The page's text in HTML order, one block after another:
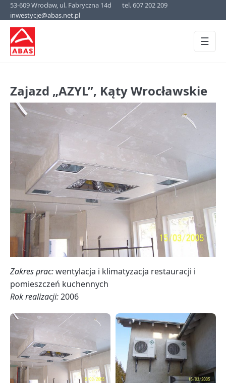
53-609 Wrocław, ul. Fabryczna 14d
tel. 607 202 209
inwestycje@abas.net.pl
☰
Zajazd „AZYL”, Kąty Wrocławskie
Zakres prac:wentylacja i klimatyzacja restauracji i
pomieszczeń kuchennych
Rok realizacji:2006